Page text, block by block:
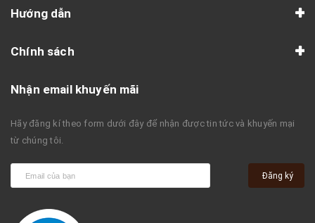
Hướng dẫn
Chính sách
Nhận email khuyến mãi
Hãy đăng kí theo form dưới đây để nhận được tin tức và khuyến mại
từ chúng tôi.
Đăng ký